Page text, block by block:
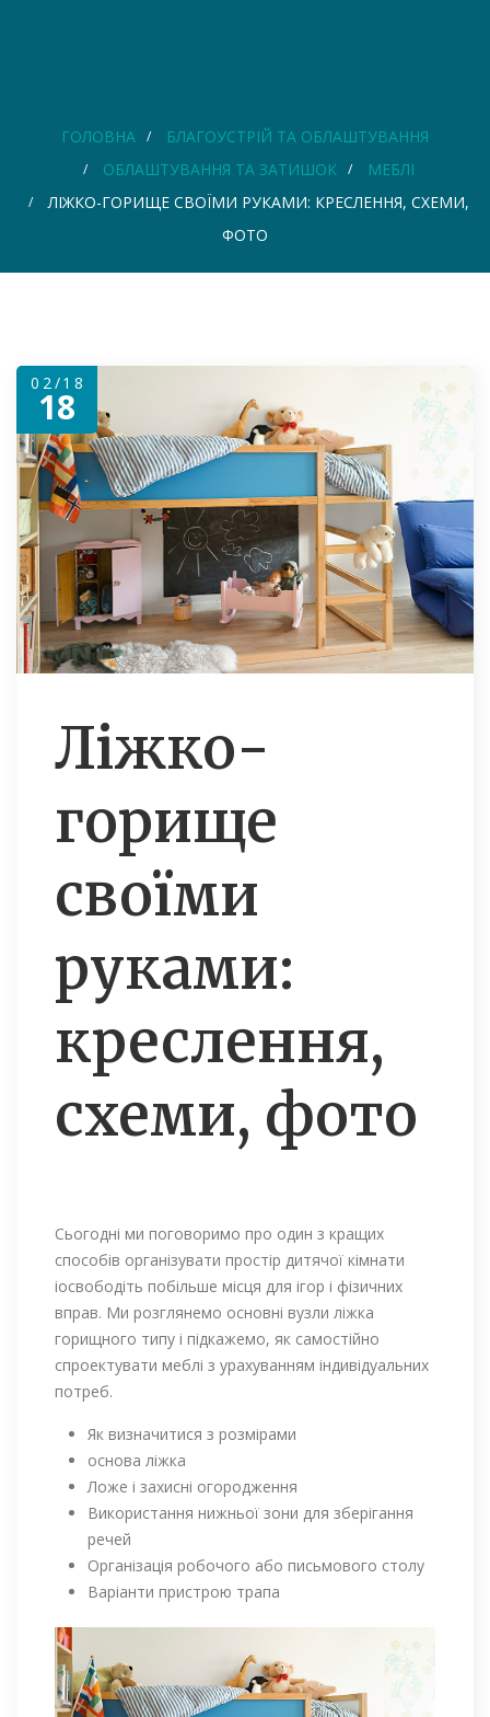
ГОЛОВНА
БЛАГОУСТРІЙ ТА ОБЛАШТУВАННЯ
ОБЛАШТУВАННЯ ТА ЗАТИШОК
МЕБЛІ
ЛІЖКО-ГОРИЩЕ СВОЇМИ РУКАМИ: КРЕСЛЕННЯ, СХЕМИ,
ФОТО
02/18
18
Ліжко-
горище
своїми
руками:
креслення,
схеми, фото
Сьогодні ми поговоримо про один з кращих
способів організувати простір дитячої кімнати
іосвободіть побільше місця для ігор і фізичних
вправ. Ми розглянемо основні вузли ліжка
горищного типу і підкажемо, як самостійно
спроектувати меблі з урахуванням індивідуальних
потреб.
Як визначитися з розмірами
основа ліжка
Ложе і захисні огородження
Використання нижньої зони для зберігання
речей
Організація робочого або письмового столу
Варіанти пристрою трапа